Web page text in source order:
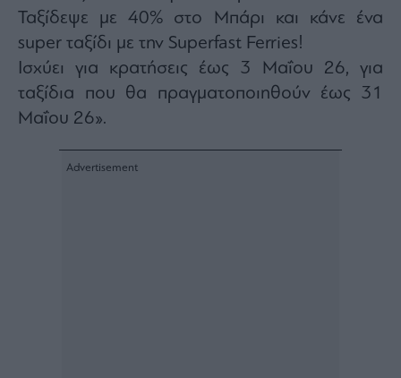
Ταξίδεψε με 40% στο Μπάρι και κάνε ένα
super ταξίδι με την Superfast Ferries!
Ισχύει για κρατήσεις έως 3 Μαΐου 26, για
ταξίδια που θα πραγματοποιηθούν έως 31
Μαΐου 26».